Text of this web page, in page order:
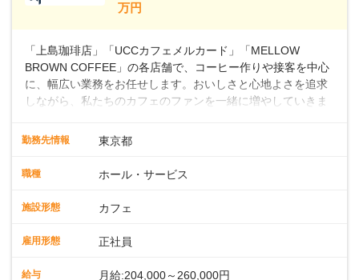
万円＋賞与(年3回)・店長職：年収410万円／
万円
「上島珈琲店」「UCCカフェメルカード」「MELLOW
BROWN COFFEE」の各店舗で、コーヒー作りや接客を中心
に、幅広い業務をお任せします。おいしさと心地よさを追求
しながら、私たちのカフェのファンを一緒に増やしていきま
クの作成お客様のご案内、レジ対応軽食メニューの調理店内
ート体制充実コーヒーの知識から接客マナーまで、先輩スタ
年齢層が活躍しており、チームワークも抜群です。基本マニ
業務に馴染める環境です。「カフェの接客は初めて」という
ッフとして経験を積んだ後、店長を目指してみませんか。売
勤務先情報 東京都
職種 ホール・サービス
施設形態 カフェ
雇用形態 正社員
給与 月給:204,000～260,000円